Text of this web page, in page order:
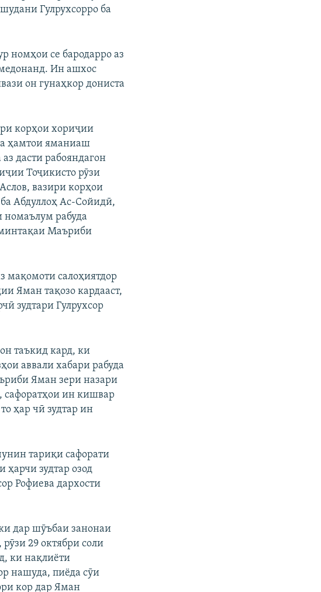
Гулрухсорро ба
номҳои се бародарро аз
Ин ашхос
он гунаҳкор дониста
корҳои хориҷии
ҳамтои яманиаш
дасти рабояндагон
Тоҷикисто рӯзи
вазири корҳои
Абдуллоҳ Ас-Сойидӣ,
номаълум рабуда
Маъриби
мақомоти салоҳиятдор
Яман тақозо кардааст,
зудтари Гулрухсор
таъкид кард, ки
аввали хабари рабуда
Яман зери назари
сафоратҳои ин кишвар
ҳар чӣ зудтар ин
тариқи сафорати
ҳарчи зудтар озод
Рофиева дархости
дар шӯъбаи занонаи
29 октябри соли
ки нақлиёти
нашуда, пиёда сӯи
кор дар Яман